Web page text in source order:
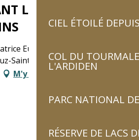
CIEL ÉTOILÉ
COL DU
L'ARDIDEN
PARC NATIONAL
RÉSERVE DE LACS
LE PANORAMIC
Eugénie, Quartier
Saint-Sauveur
M'y rendre